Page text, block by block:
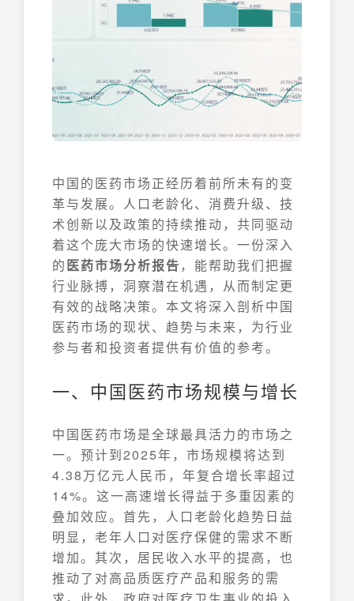
中国的医药市场正经历着前所未有的变
革与发展。人口老龄化、消费升级、技
术创新以及政策的持续推动，共同驱动
着这个庞大市场的快速增长。一份深入
的医药市场分析报告 ，能帮助我们把握
行业脉搏，洞察潜在机遇，从而制定更
有效的战略决策。本文将深入剖析中国
医药市场的现状、趋势与未来，为行业
参与者和投资者提供有价值的参考。
一、中国医药市场规模与增长
中国医药市场是全球最具活力的市场之
一。预计到2025年，市场规模将达到
4.38万亿元人民币，年复合增长率超过
14%。这一高速增长得益于多重因素的
叠加效应。首先，人口老龄化趋势日益
明显，老年人口对医疗保健的需求不断
增加。其次，居民收入水平的提高，也
推动了对高品质医疗产品和服务的需